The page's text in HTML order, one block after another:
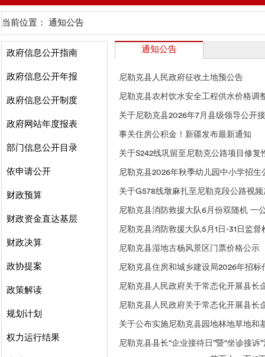
当前位置： 通知公告
政府信息公开指南
政府信息公开年报
政府信息公开制度
政府网站年度报表
部门信息公开目录
依申请公开
财政预算
财政资金直达基层
财政决算
政协提案
政策解读
规划计划
权力运行结果
通知公告
尼勒克县人民政府征收土地预公告
尼勒克县农村饮水安全工程供水价格调
关于尼勒克县2026年7月县级领导公开
事关住房公积金！新疆发布最新通知
关于S242线巩留至尼勒克公路项目修复
尼勒克县2026年秋季幼儿园中小学招生
关于G578线墩麻扎至尼勒克段公路视
尼勒克县消防救援大队6月份双随机 一
尼勒克县消防救援大队5月1日-31日监督
尼勒克县湿地古杨风景区门票价格公示
尼勒克县住房和城乡建设局2026年招
尼勒克县人民政府关于常态化开展县长
尼勒克县人民政府关于常态化开展县长
关于公布实施尼勒克县园地林地草地和
尼勒克县县长“企业接待日”暨“坐诊接诉